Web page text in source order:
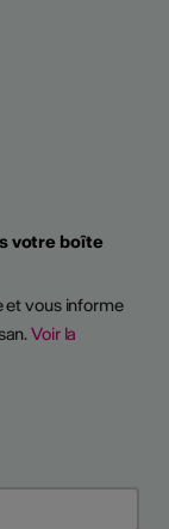
votre boîte
et vous informe
Voir la